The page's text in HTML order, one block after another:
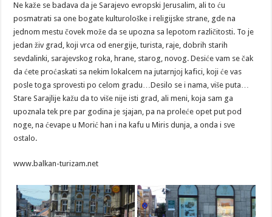
Ne kaže se badava da je Sarajevo evropski Jerusalim, ali to ću
posmatrati sa one bogate kulturološke i religijske strane, gde na
jednom mestu čovek može da se upozna sa lepotom različitosti. To je
jedan živ grad, koji vrca od energije, turista, raje, dobrih starih
sevdalinki, sarajevskog roka, hrane, starog, novog. Desiće vam se čak
da ćete proćaskati sa nekim lokalcem na jutarnjoj kafici, koji će vas
posle toga sprovesti po celom gradu…Desilo se i nama, više puta…
Stare Sarajlije kažu da to više nije isti grad, ali meni, koja sam ga
upoznala tek pre par godina je sjajan, pa na proleće opet put pod
noge, na ćevape u Morić han i na kafu u Miris dunja, a onda i sve
ostalo.
www.balkan-turizam.net